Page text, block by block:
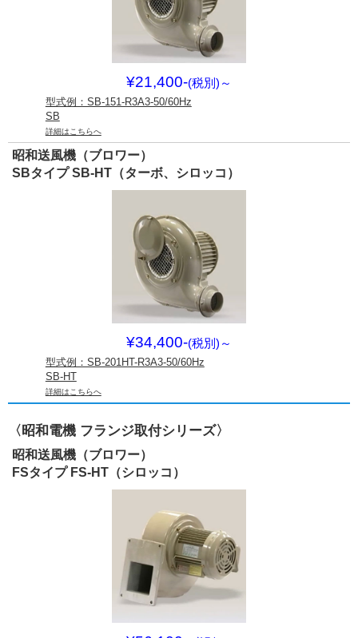
¥21,400-(税別) ～
型式例：SB-151-R3A3-50/60Hz
SB
詳細はこちらへ
昭和送風機（ブロワー）
SBタイプ SB-HT（ターボ、シロッコ）
¥34,400-(税別) ～
型式例：SB-201HT-R3A3-50/60Hz
SB-HT
詳細はこちらへ
〈昭和電機 フランジ取付シリーズ〉
昭和送風機（ブロワー）
FSタイプ FS-HT（シロッコ）